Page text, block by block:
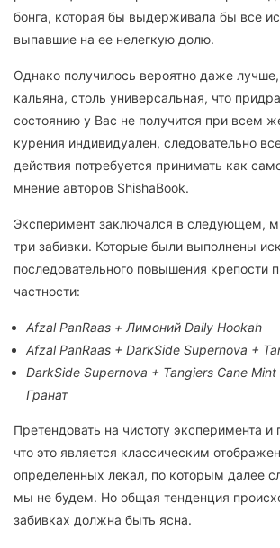
бонга, которая бы выдерживала бы все
выпавшие на ее нелегкую долю.
Однако получилось вероятно даже
кальяна, столь универсальная, что
состоянию у Вас не получится при всем
курения индивидуален, следовательно
действия потребуется принимать как
мнение авторов ShishaBook.
Эксперимент заключался в следующем,
три забивки. Которые были выполнены
последовательного повышения крепости
частности:
Afzal PanRaas + Лимоний Daily Hookah
Afzal PanRaas + DarkSide Supernova +
DarkSide Supernova + Tangiers Cane
Гранат
Претендовать на чистоту эксперимента и
что это является классическим
определенных лекал, по которым далее
мы не будем. Но общая тенденция
забивках должна быть ясна.